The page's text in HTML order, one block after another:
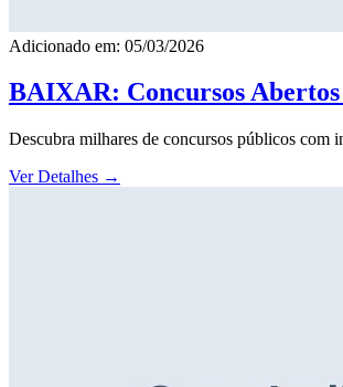
Adicionado em: 05/03/2026
BAIXAR: Concursos
Descubra milhares de concursos públicos com
Ver Detalhes →